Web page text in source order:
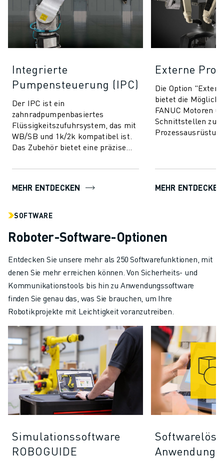
Integrierte
Pumpensteuerung (IPC)
Der IPC ist ein
zahnradpumpenbasiertes
Flüssigkeitszufuhrsystem, das mit
WB/SB und 1k/2k kompatibel ist.
Das Zubehör bietet eine präzise
Arm, die mit Farbwechselventi...
MEHR ENTDECKEN
Externe
Die Option
bietet die
FANUC Motoren
Schnittstellen zu
MEHR ENTDECKEN
SOFTWARE
Roboter-Software-Optionen
Entdecken Sie unsere mehr als 250 Softwarefunktionen, mit
denen Sie mehr erreichen können. Von Sicherheits- und
Kommunikationstools bis hin zu Anwendungssoftware
finden Sie genau das, was Sie brauchen, um Ihre
Robotikprojekte mit Leichtigkeit voranzutreiben.
Simulationssoftware
ROBOGUIDE